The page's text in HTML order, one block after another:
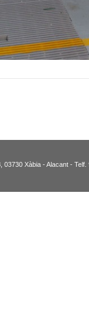
Xàbia - Alacant -